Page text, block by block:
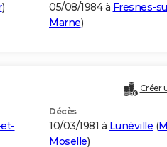
) 05/08/1984 à Fresnes-
Marne)
Créer
Décès
10/03/1981 à Lunéville (
Moselle)